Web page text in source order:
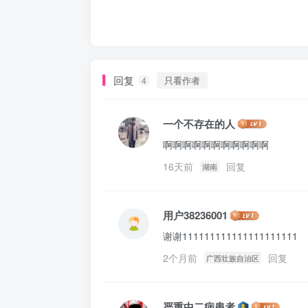
回复 4 只看作者
一个不存在的人
啊啊啊啊啊啊啊啊啊啊啊
16天前
湖南 回复
用户38236001
谢谢111111111111111111111
2个月前
广西壮族自治区 回复